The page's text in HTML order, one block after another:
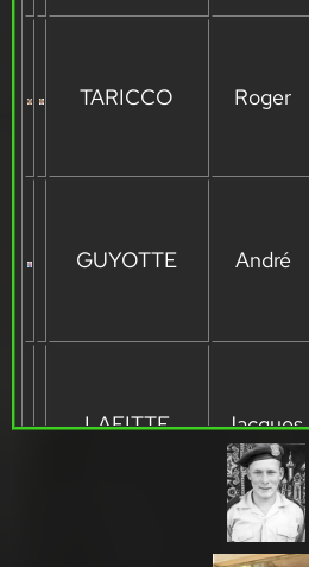
TARICCO Roger
GUYOTTE André
LAFITTE Jacques